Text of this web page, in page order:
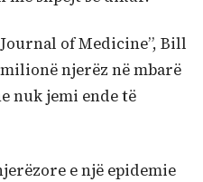
of Medicine”, Bill
njerëz në mbarë
nuk jemi ende të
e një epidemie